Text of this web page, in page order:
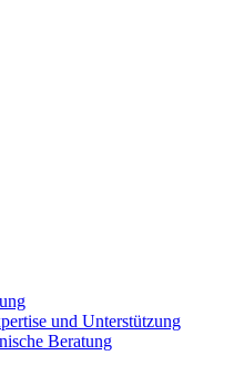
und Unterstützung
Beratung